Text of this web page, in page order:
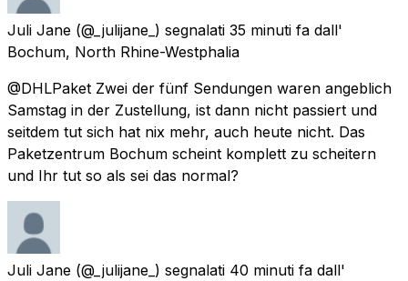
Juli Jane (@_julijane_) segnalati 35 minuti fa dall'
Bochum, North Rhine-Westphalia
@DHLPaket Zwei der fünf Sendungen waren angeblich
Samstag in der Zustellung, ist dann nicht passiert und
seitdem tut sich hat nix mehr, auch heute nicht. Das
Paketzentrum Bochum scheint komplett zu scheitern
und Ihr tut so als sei das normal?
Juli Jane (@_julijane_) segnalati 40 minuti fa dall'